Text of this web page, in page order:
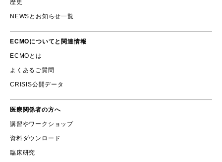
歴史
NEWSとお知らせ一覧
ECMOについてと関連情報
ECMOとは
よくあるご質問
CRISIS公開データ
医療関係者の方へ
講習やワークショップ
資料ダウンロード
臨床研究